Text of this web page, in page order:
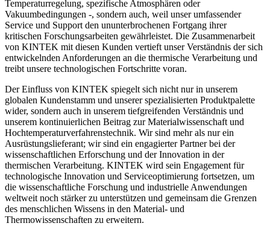
Temperaturregelung, spezifische Atmosphären oder
Vakuumbedingungen -, sondern auch, weil unser umfassender
Service und Support den ununterbrochenen Fortgang ihrer
kritischen Forschungsarbeiten gewährleistet. Die Zusammenarbeit
von KINTEK mit diesen Kunden vertieft unser Verständnis der sich
entwickelnden Anforderungen an die thermische Verarbeitung und
treibt unsere technologischen Fortschritte voran.
Der Einfluss von KINTEK spiegelt sich nicht nur in unserem
globalen Kundenstamm und unserer spezialisierten Produktpalette
wider, sondern auch in unserem tiefgreifenden Verständnis und
unserem kontinuierlichen Beitrag zur Materialwissenschaft und
Hochtemperaturverfahrenstechnik. Wir sind mehr als nur ein
Ausrüstungslieferant; wir sind ein engagierter Partner bei der
wissenschaftlichen Erforschung und der Innovation in der
thermischen Verarbeitung. KINTEK wird sein Engagement für
technologische Innovation und Serviceoptimierung fortsetzen, um
die wissenschaftliche Forschung und industrielle Anwendungen
weltweit noch stärker zu unterstützen und gemeinsam die Grenzen
des menschlichen Wissens in den Material- und
Thermowissenschaften zu erweitern.